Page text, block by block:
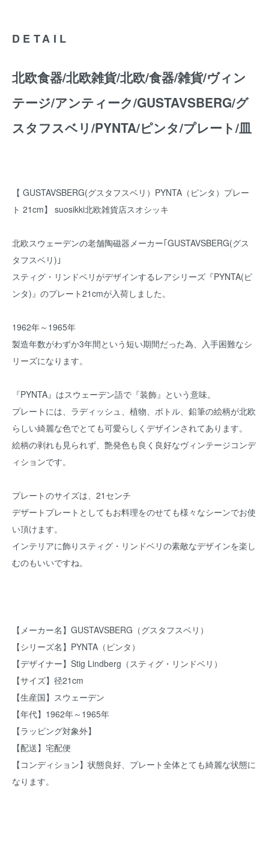
DETAIL
北欧食器/北欧雑貨/北欧/食器/雑貨/ヴィン
テージ/アンティーク/GUSTAVSBERG/グ
スタフスベリ/PYNTA/ピンタ/プレート/皿
【 GUSTAVSBERG(グスタフスベリ）PYNTA（ピンタ）プレー
ト 21cm】 suosikki北欧雑貨店スオシッキ
北欧スウェーデンの老舗陶磁器メーカー｢GUSTAVSBERG(グス
タフスベリ)｣
スティグ・リンドベリがデザインするレアシリーズ『PYNTA(ピ
ンタ)』のプレート21cmが入荷しました。
1962年～1965年
製造年数がわずか3年間という短い期間だった為、入手困難なシ
リーズになります。
『PYNTA』はスウェーデン語で『装飾』という意味。
プレートには、ラディッシュ、植物、ボトル、鉛筆の絵柄が北欧
らしい綺麗な色でとても可愛らしくデザインされてあります。
絵柄の剥れも見られず、艶発色も良く良好なヴィンテージコンデ
ィションです。
プレートのサイズは、21センチ
デザートプレートとしてもお料理をのせても様々なシーンでお使
い頂けます。
インテリアに飾りスティグ・リンドベリの素敵なデザインを楽し
むのもいいですね。
【メーカー名】GUSTAVSBERG（グスタフスベリ）
【シリーズ名】PYNTA（ピンタ）
【デザイナー】Stig Lindberg（スティグ・リンドベリ）
【サイズ】径21cm
【生産国】スウェーデン
【年代】1962年～1965年
【ラッピング対象外】
【配送】宅配便
【コンディション】状態良好、プレート全体とても綺麗な状態に
なります。